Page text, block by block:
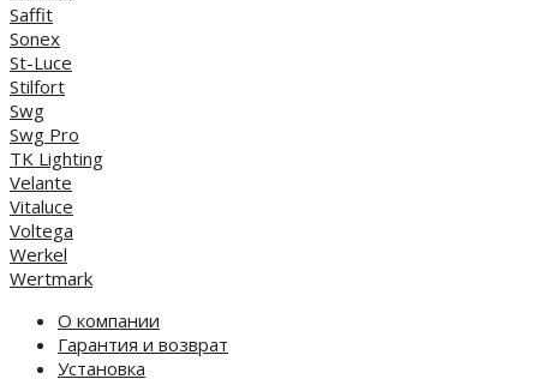
Saffit
Sonex
St-Luce
Stilfort
Swg
Swg Pro
TK Lighting
Velante
Vitaluce
Voltega
Werkel
Wertmark
О компании
Гарантия и возврат
Установка